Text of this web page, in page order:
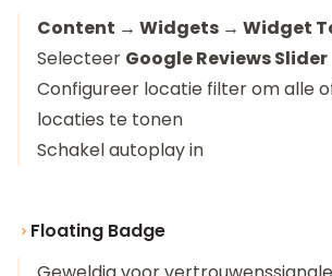
Content → Widgets → Widget
Selecteer Google Reviews Slider
Configureer locatie filter om alle
locaties te tonen
Schakel autoplay in
Floating Badge